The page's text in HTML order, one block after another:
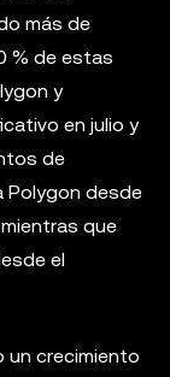
más de
% de estas
y
en julio y
de
Polygon desde
que
el
un crecimiento